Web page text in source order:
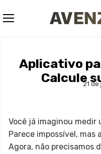
Aplicativo
Calcule
21
Você já imaginou medir
Parece impossível, mas
Agora, não precisamos